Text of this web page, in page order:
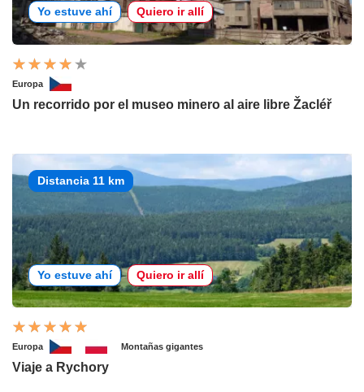
Yo estuve ahí Quiero ir allí
Europa
Un recorrido por el museo minero al aire libre Žacléř
Distancia 11 km
Yo estuve ahí Quiero ir allí
Europa Montañas gigantes
Viaje a Rychory